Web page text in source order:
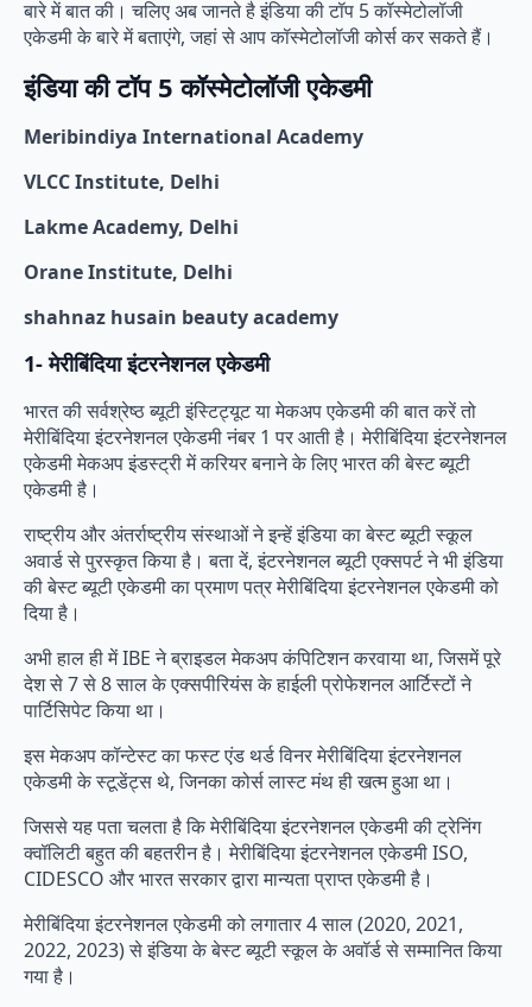
बारे में बात की। चलिए अब जानते है इंडिया की टॉप 5 कॉस्मेटोलॉजी
एकेडमी के बारे में बताएंगे, जहां से आप कॉस्मेटोलॉजी कोर्स कर सकते हैं।
इंडिया की टॉप 5 कॉस्मेटोलॉजी एकेडमी
Meribindiya International Academy
VLCC Institute, Delhi
Lakme Academy, Delhi
Orane Institute, Delhi
shahnaz husain beauty academy
1- मेरीबिंदिया इंटरनेशनल एकेडमी
भारत की सर्वश्रेष्ठ ब्यूटी इंस्टिट्यूट या मेकअप एकेडमी की बात करें तो
मेरीबिंदिया इंटरनेशनल एकेडमी नंबर 1 पर आती है। मेरीबिंदिया इंटरनेशनल
एकेडमी मेकअप इंडस्ट्री में करियर बनाने के लिए भारत की बेस्ट ब्यूटी
एकेडमी है।
राष्ट्रीय और अंतर्राष्ट्रीय संस्थाओं ने इन्हें इंडिया का बेस्ट ब्यूटी स्कूल
अवार्ड से पुरस्कृत किया है। बता दें, इंटरनेशनल ब्यूटी एक्सपर्ट ने भी इंडिया
की बेस्ट ब्यूटी एकेडमी का प्रमाण पत्र मेरीबिंदिया इंटरनेशनल एकेडमी को
दिया है।
अभी हाल ही में IBE ने ब्राइडल मेकअप कंपिटिशन करवाया था, जिसमें पूरे
देश से 7 से 8 साल के एक्सपीरियंस के हाईली प्रोफेशनल आर्टिस्टों ने
पार्टिसिपेट किया था।
इस मेकअप कॉन्टेस्ट का फस्ट एंड थर्ड विनर मेरीबिंदिया इंटरनेशनल
एकेडमी के स्टूडेंट्स थे, जिनका कोर्स लास्ट मंथ ही खत्म हुआ था।
जिससे यह पता चलता है कि मेरीबिंदिया इंटरनेशनल एकेडमी की ट्रेनिंग
क्वॉलिटी बहुत की बहतरीन है। मेरीबिंदिया इंटरनेशनल एकेडमी ISO,
CIDESCO और भारत सरकार द्वारा मान्यता प्राप्त एकेडमी है।
मेरीबिंदिया इंटरनेशनल एकेडमी को लगातार 4 साल (2020, 2021,
2022, 2023) से इंडिया के बेस्ट ब्यूटी स्कूल के अवॉर्ड से सम्मानित किया
गया है।